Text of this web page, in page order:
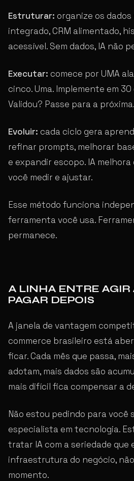
Estruturar: organize os dados
integrado, CRM alimentado,
acessível. Sem dados, IA não
Executar: comece por UMA
cinco. Uma. Implemente em
Validou? Passe para a próxima.
Evoluir: cada ciclo gera
refinar prompts, melhorar
e expandir escopo. IA
você medir e ajustar.
Esse método funciona
ferramenta você usa.
permanece.
A LINHA ENTRE AGIR
PAGAR DEPOIS
A janela de vantagem
commerce brasileiro está
ficar. Cada mês que passa,
adotam, mais dados são
mais difícil fica compensar a
Não estou pedindo para você
especialista em tecnologia.
tratar IA com a seriedade que
infraestrutura do negócio,
momento.